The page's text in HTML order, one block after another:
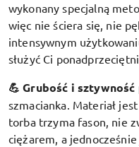
wykonany specjalną
więc nie ściera się, nie
intensywnym
służyć Ci
💪 Grubość i sztywność
szmacianka. Materiał
torba trzyma fason, nie
ciężarem, a